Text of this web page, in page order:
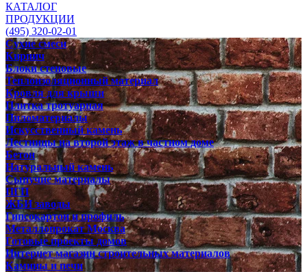
КАТАЛОГ
ПРОДУКЦИИ
(495) 320-02-01
Сухие смеси
Кирпич
Блоки стеновые
Теплоизоляционный материал
Кровля для крыши
Плитка тротуарная
Пиломатериалы
Искусственный камень
Лестницы на второй этаж в частном доме
Бетон
Натуральный камень
Сыпучие материалы
ПГП
ЖБИ заводы
Гипсокартон и профиль
Металлопрокат Москва
Готовые проекты домов
Интернет магазин строительных материалов
Камины и печи